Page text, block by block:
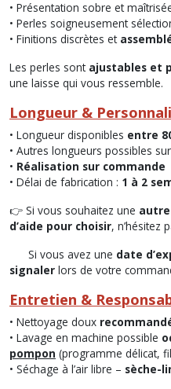
• Présentation sobre et
• Perles soigneusement
• Finitions discrètes et
Les perles sont ajustables et
une laisse qui vous ressemble.
Longueur &
• Longueur disponibles entre
• Autres longueurs possibles
• Réalisation sur commande
• Délai de fabrication : 1 à 2
👉 Si vous souhaitez une
d’aide pour choisir, n’hésitez
Si vous avez une date
signaler lors de votre
Entretien &
• Nettoyage doux
• Lavage en machine possible
pompon (programme délicat,
• Séchage à l’air libre – sèche-